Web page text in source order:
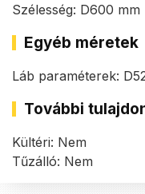
Szélesség: D600 mm
Egyéb méretek
Láb paraméterek:
További
Kültéri: Nem
Tűzálló: Nem